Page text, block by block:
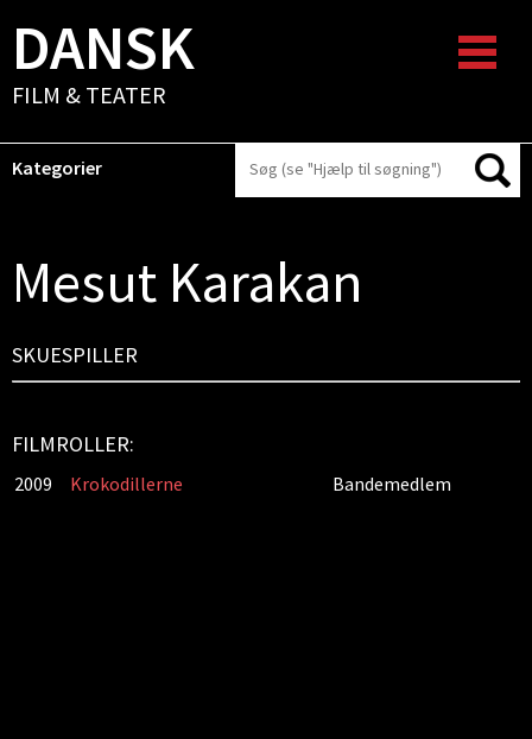
DANSK
FILM & TEATER
Kategorier
Mesut Karakan
SKUESPILLER
FILMROLLER:
2009 Krokodillerne Bandemedlem